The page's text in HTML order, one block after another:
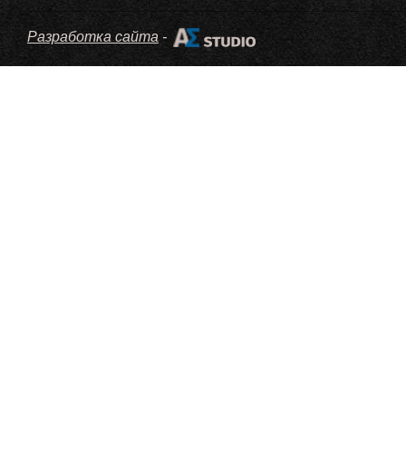
Разработка сайта -